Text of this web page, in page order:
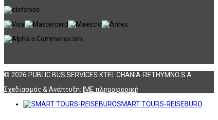
© 2026 PUBLIC BUS SERVICES KTEL CHANIA-RETHYMNO S.A
Σχεδιασμός & Ανάπτυξη: ΙΜΕ πληροφορική
SMART TOURS-REISEBURO